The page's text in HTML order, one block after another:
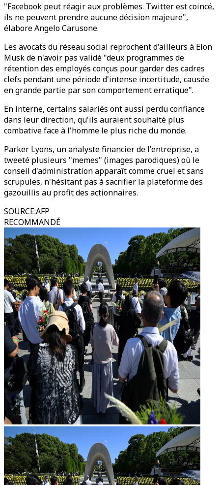
"Facebook peut réagir aux problèmes. Twitter est coincé,
ils ne peuvent prendre aucune décision majeure",
élabore Angelo Carusone.
Les avocats du réseau social reprochent d'ailleurs à Elon
Musk de n'avoir pas validé "deux programmes de
rétention des employés conçus pour garder des cadres
clefs pendant une période d'intense incertitude, causée
en grande partie par son comportement erratique".
En interne, certains salariés ont aussi perdu confiance
dans leur direction, qu'ils auraient souhaité plus
combative face à l'homme le plus riche du monde.
Parker Lyons, un analyste financier de l'entreprise, a
tweeté plusieurs "memes" (images parodiques) où le
conseil d'administration apparaît comme cruel et sans
scrupules, n'hésitant pas à sacrifier la plateforme des
gazouillis au profit des actionnaires.
SOURCE:AFP
RECOMMANDÉ